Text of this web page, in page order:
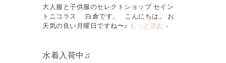
大人服と子供服のセレクトショップ セイン
トニコラス 白倉です。 こんにちは。 お
天気の良い月曜日ですね〜♪ もっと読む »
水着入荷中♫